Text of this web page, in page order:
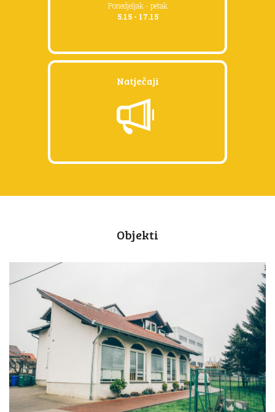
Ponedjeljak - petak
5.15 - 17.15
Natječaji
Objekti